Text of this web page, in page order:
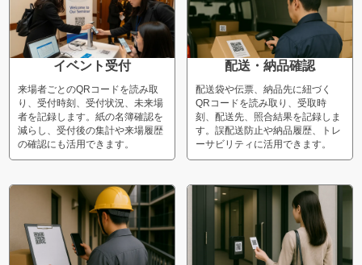
イベント受付
来場者ごとのQRコードを読み取
り、受付時刻、受付状況、未来場
者を記録します。紙の名簿確認を
減らし、受付後の集計や来場履歴
の確認にも活用できます。
配送・納品確認
配送袋や伝票、納品先に紐づく
QRコードを読み取り、受取時
刻、配送先、照合結果を記録しま
す。誤配送防止や納品履歴、トレ
ーサビリティに活用できます。